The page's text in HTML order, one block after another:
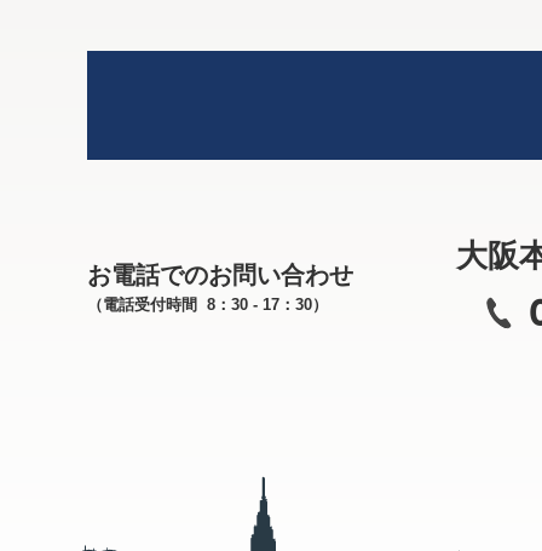
お電話でのお問い合わせ
（電話受付時間 8：30 - 17：30）
大阪